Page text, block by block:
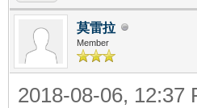
莫雷拉
Member
2018-08-06, 12:37